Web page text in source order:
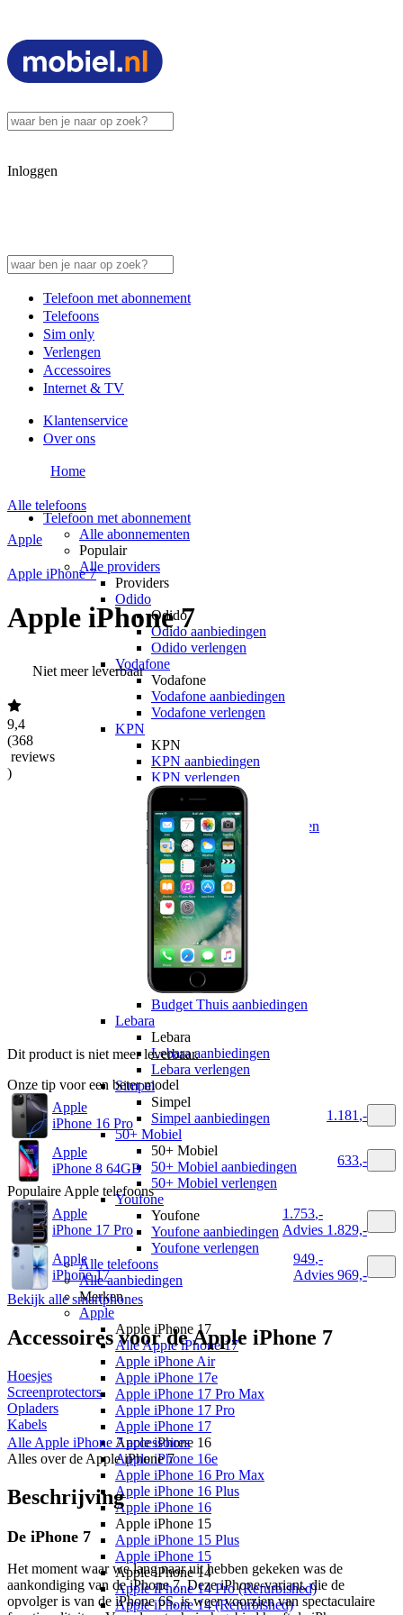
Inloggen
Telefoon met abonnement
Telefoons
Sim only
Verlengen
Accessoires
Internet & TV
Klantenservice
Over ons
Telefoon met abonnement
Alle abonnementen
Populair
Alle providers
Providers
Odido
Odido
Odido aanbiedingen
Odido verlengen
Vodafone
Vodafone
Vodafone aanbiedingen
Vodafone verlengen
KPN
KPN
KPN aanbiedingen
KPN verlengen
hollandsnieuwe
hollandsnieuwe
hollandsnieuwe aanbiedingen
hollandsnieuwe verlengen
Ben
Ben aanbiedingen
Ben verlengen
Simyo
Simyo aanbiedingen
Budget Thuis
Budget Thuis
Budget Thuis aanbiedingen
Lebara
Lebara
Lebara aanbiedingen
Lebara verlengen
Simpel
Simpel
Simpel aanbiedingen
50+ Mobiel
50+ Mobiel
50+ Mobiel aanbiedingen
50+ Mobiel verlengen
Youfone
Youfone
Youfone aanbiedingen
Youfone verlengen
Alle telefoons
Alle aanbiedingen
Merken
Apple
Apple iPhone 17
Alle Apple iPhone 17
Apple iPhone Air
Apple iPhone 17e
Apple iPhone 17 Pro Max
Apple iPhone 17 Pro
Apple iPhone 17
Apple iPhone 16
Apple iPhone 16e
Apple iPhone 16 Pro Max
Apple iPhone 16 Plus
Apple iPhone 16
Apple iPhone 15
Apple iPhone 15 Plus
Apple iPhone 15
Apple iPhone 14
Apple iPhone 14 Pro (Refurbished)
Apple iPhone 14 (Refurbished)
Home
Alle telefoons
Apple
Apple iPhone 7
Apple iPhone 7
Niet meer leverbaar
9,4
(368
reviews
)
Dit product is niet meer leverbaar.
Onze tip voor een beter model
Apple
iPhone 16 Pro
1.181 ,-
Apple
iPhone 8 64GB
633,-
Populaire Apple telefoons
Apple
iPhone 17 Pro
1.753,-
Advies 1.829,-
Apple
iPhone 17
949,-
Advies 969,-
Bekijk alle smartphones
Accessoires voor deApple iPhone 7
Hoesjes
Screenprotectors
Opladers
Kabels
Alle Apple iPhone 7accessoires
Alles over de Apple iPhone 7
Beschrijving
De iPhone 7
Het moment waar we lang naar uit hebben gekeken was de
aankondiging van de iPhone 7. Deze iPhone-variant, die de
opvolger is van de iPhone 6S, is weer voorzien van spectaculaire